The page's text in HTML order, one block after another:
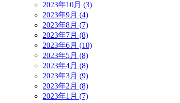
2023年10月 (3)
2023年9月 (4)
2023年8月 (7)
2023年7月 (8)
2023年6月 (10)
2023年5月 (8)
2023年4月 (8)
2023年3月 (9)
2023年2月 (8)
2023年1月 (7)